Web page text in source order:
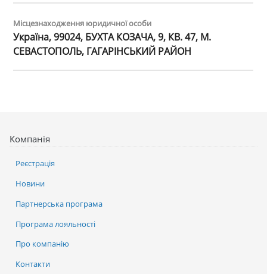
Місцезнаходження юридичної особи
Україна, 99024, БУХТА КОЗАЧА, 9, КВ. 47, М.
СЕВАСТОПОЛЬ, ГАГАРІНСЬКИЙ РАЙОН
Компанія
Реєстрація
Новини
Партнерська програма
Програма лояльності
Про компанію
Контакти